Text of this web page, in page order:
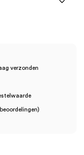
+
verzonden